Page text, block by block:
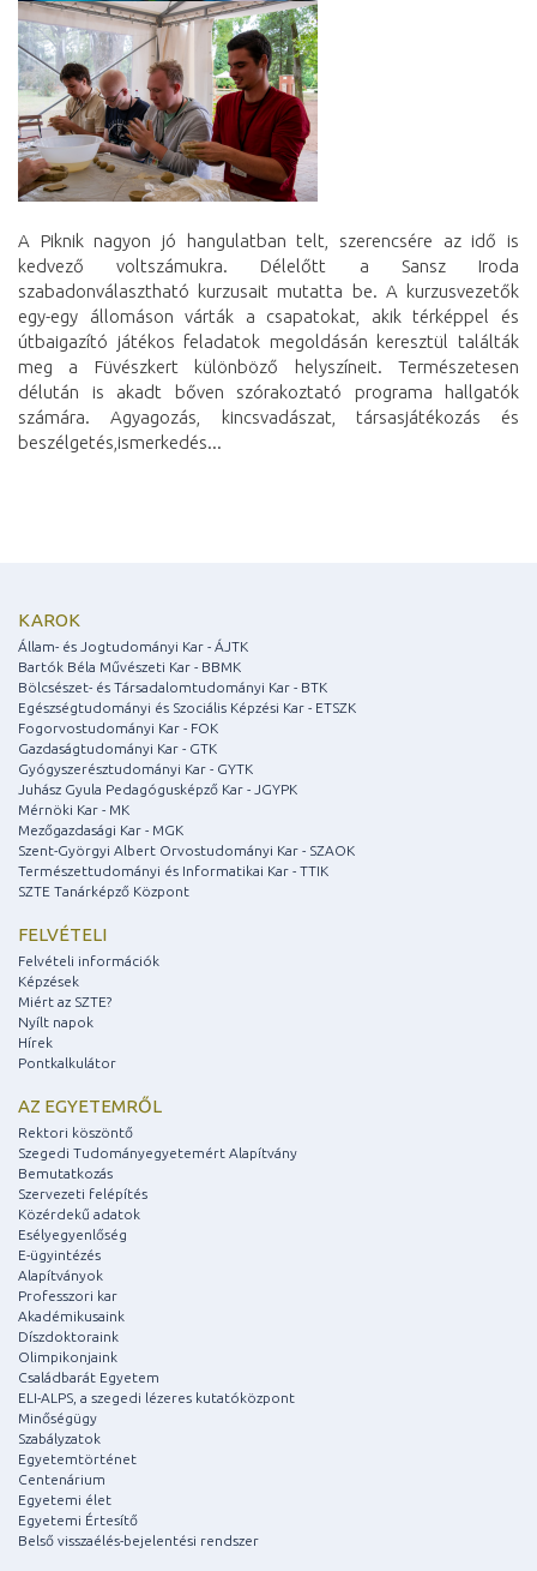
A Piknik nagyon jó hangulatban telt, szerencsére az idő is
kedvező voltszámukra. Délelőtt a Sansz Iroda
szabadonválasztható kurzusait mutatta be. A kurzusvezetők
egy-egy állomáson várták a csapatokat, akik térképpel és
útbaigazító játékos feladatok megoldásán keresztül találták
meg a Füvészkert különböző helyszíneit. Természetesen
délután is akadt bőven szórakoztató programa hallgatók
számára. Agyagozás, kincsvadászat, társasjátékozás és
beszélgetés,ismerkedés...
KAROK
Állam- és Jogtudományi Kar - ÁJTK
Bartók Béla Művészeti Kar - BBMK
Bölcsészet- és Társadalomtudományi Kar - BTK
Egészségtudományi és Szociális Képzési Kar - ETSZK
Fogorvostudományi Kar - FOK
Gazdaságtudományi Kar - GTK
Gyógyszerésztudományi Kar - GYTK
Juhász Gyula Pedagógusképző Kar - JGYPK
Mérnöki Kar - MK
Mezőgazdasági Kar - MGK
Szent-Györgyi Albert Orvostudományi Kar - SZAOK
Természettudományi és Informatikai Kar - TTIK
SZTE Tanárképző Központ
FELVÉTELI
Felvételi információk
Képzések
Miért az SZTE?
Nyílt napok
Hírek
Pontkalkulátor
AZ EGYETEMRŐL
Rektori köszöntő
Szegedi Tudományegyetemért Alapítvány
Bemutatkozás
Szervezeti felépítés
Közérdekű adatok
Esélyegyenlőség
E-ügyintézés
Alapítványok
Professzori kar
Akadémikusaink
Díszdoktoraink
Olimpikonjaink
Családbarát Egyetem
ELI-ALPS, a szegedi lézeres kutatóközpont
Minőségügy
Szabályzatok
Egyetemtörténet
Centenárium
Egyetemi élet
Egyetemi Értesítő
Belső visszaélés-bejelentési rendszer